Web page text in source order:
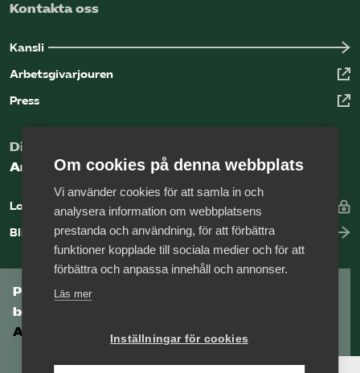
Kontakta oss
Kansli
Arbetsgivarjouren
Press
Digital kunskapsbank för arbetsgivare
Arbetsgivarguiden
Logga in
Bli medlem
Prenumerera på Tågföretagens
branschnyhetsbrev
Aktuell info direkt i din inkorg.
Om cookies på denna webbplats
Vi använder cookies för att samla in och
analysera information om webbplatsens
prestanda och användning, för att förbättra
funktioner kopplade till sociala medier och för att
förbättra och anpassa innehåll och annonser.
Läs mer
Inställningar för cookies